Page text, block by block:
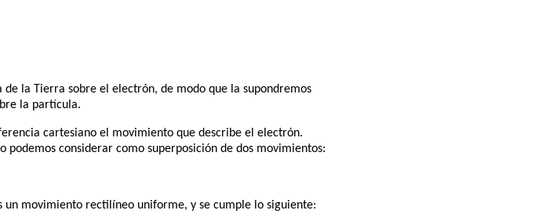
la Tierra sobre el electrón, de modo que la supondremos
la partícula.
cartesiano el movimiento que describe el electrón.
considerar como superposición de dos movimientos:
un movimiento rectilíneo uniforme, y se cumple lo siguiente: